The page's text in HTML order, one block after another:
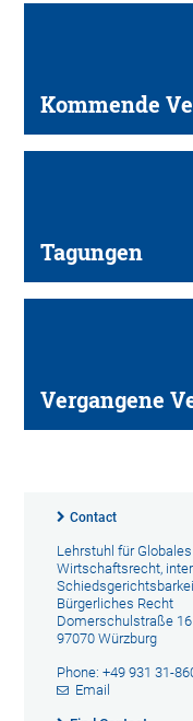
Kommende
Tagungen
Vergangene
Contact
Lehrstuhl für Globales
Wirtschaftsrecht,
Bürgerliches Recht
Domerschulstraße 16
97070 Würzburg
Phone: +49 931 31-
Email